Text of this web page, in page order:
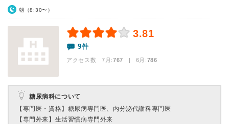
朝（8:30〜）
3.81
9件
アクセス数 7月:767 | 6月:786
糖尿病科について
【専門医・資格】 糖尿病専門医、内分泌代謝科専門医
【専門外来】 生活習慣病専門外来